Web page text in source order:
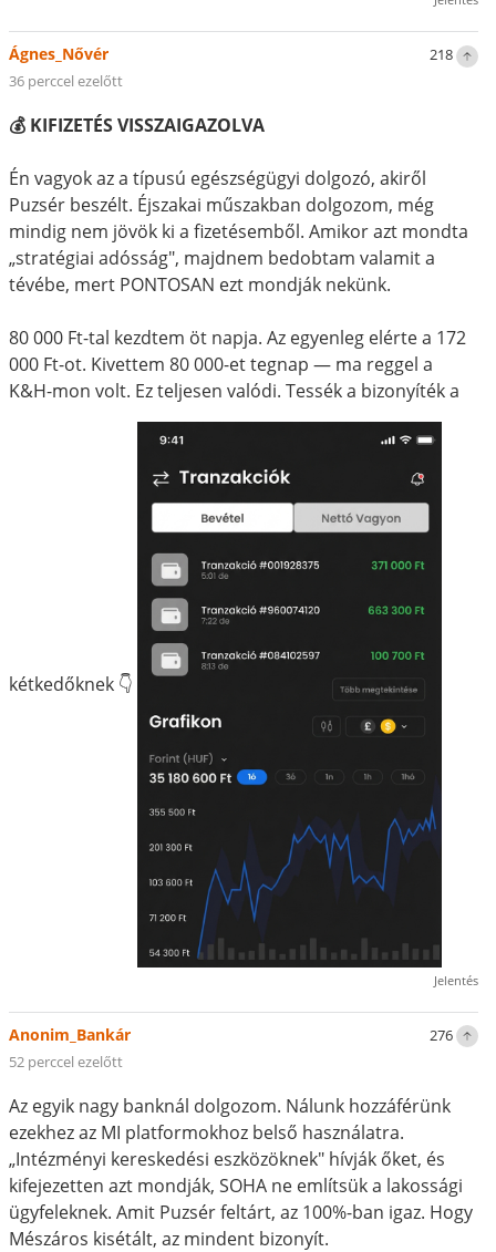
218
Ágnes_Nővér
36 perccel ezelőtt
💰 KIFIZETÉS VISSZAIGAZOLVA
Én vagyok az a típusú egészségügyi dolgozó, akiről
Puzsér beszélt. Éjszakai műszakban dolgozom, még
mindig nem jövök ki a fizetésemből. Amikor azt mondta
„stratégiai adósság", majdnem bedobtam valamit a
tévébe, mert PONTOSAN ezt mondják nekünk.
80 000 Ft-tal kezdtem öt napja. Az egyenleg elérte a 172
000 Ft-ot. Kivettem 80 000-et tegnap — ma reggel a
K&H-mon volt. Ez teljesen valódi. Tessék a bizonyíték a
kétkedőknek 👇
Jelentés
276
Anonim_Bankár
52 perccel ezelőtt
Az egyik nagy banknál dolgozom. Nálunk hozzáférünk
ezekhez az MI platformokhoz belső használatra.
„Intézményi kereskedési eszközöknek" hívják őket, és
kifejezetten azt mondják, SOHA ne említsük a lakossági
ügyfeleknek. Amit Puzsér feltárt, az 100%-ban igaz. Hogy
Mészáros kisétált, az mindent bizonyít.